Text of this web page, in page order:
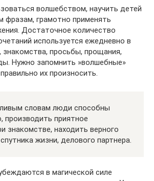
волшебством, научить детей
фразам, грамотно применять
Достаточное количество
используется ежедневно в
просьбы, прощания,
Нужно запомнить »волшебные»
их произносить.
словам люди способны
производить приятное
знакомстве, находить верного
спутника жизни, делового партнера.
в магической силе